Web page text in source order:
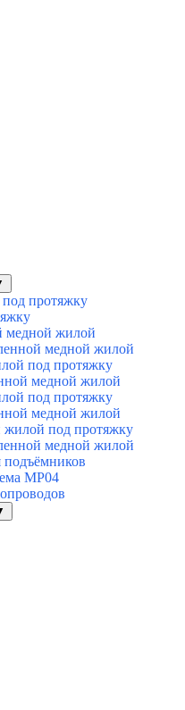
протяжку
медной жилой
медной жилой
под протяжку
медной жилой
под протяжку
медной жилой
жилой под протяжку
медной жилой
MP04